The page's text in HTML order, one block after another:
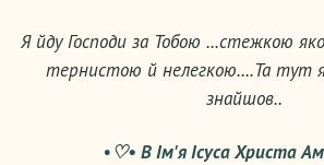
Я йду Господи за Тобою ...стежкою
тернистою й нелегкою....Та тут я
знайшов..
•♡• В Ім'я Ісуса Христа